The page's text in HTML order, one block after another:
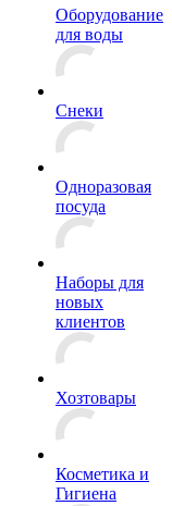
Оборудование
для воды
Снеки
Одноразовая
посуда
Наборы для
новых
клиентов
Хозтовары
Косметика и
Гигиена